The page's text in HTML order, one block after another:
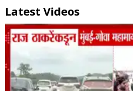
Latest Videos